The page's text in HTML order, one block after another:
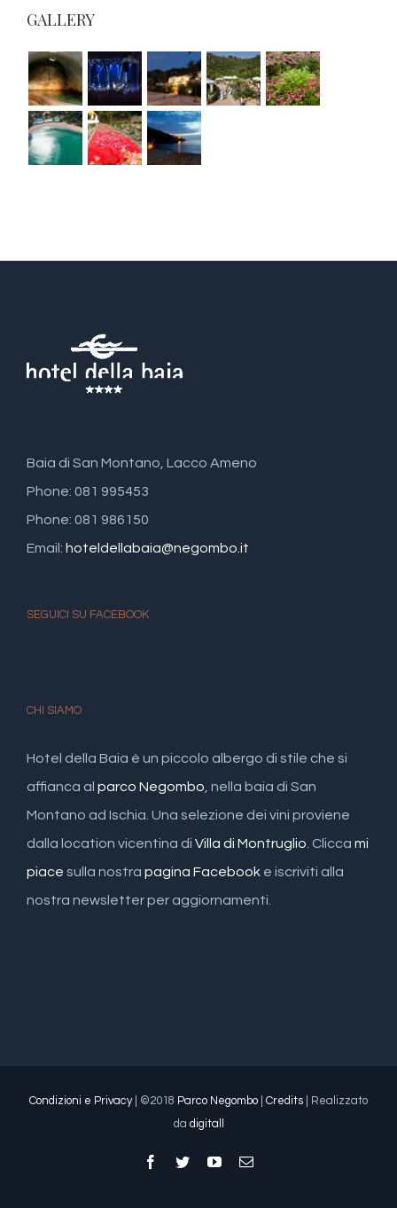
GALLERY
Baia di San Montano, Lacco Ameno
Phone: 081 995453
Phone: 081 986150
Email: hoteldellabaia@negombo.it
SEGUICI SU FACEBOOK
CHI SIAMO
Hotel della Baia è un piccolo albergo di stile che si
affianca al parco Negombo, nella baia di San
Montano ad Ischia. Una selezione dei vini proviene
dalla location vicentina di Villa di Montruglio. Clicca mi
piace sulla nostra pagina Facebook e iscriviti alla
nostra newsletter per aggiornamenti.
Condizioni e Privacy| ©2018 Parco Negombo Credits | Realizzato
da digitall
Facebook
TwitterYouTubeEmail